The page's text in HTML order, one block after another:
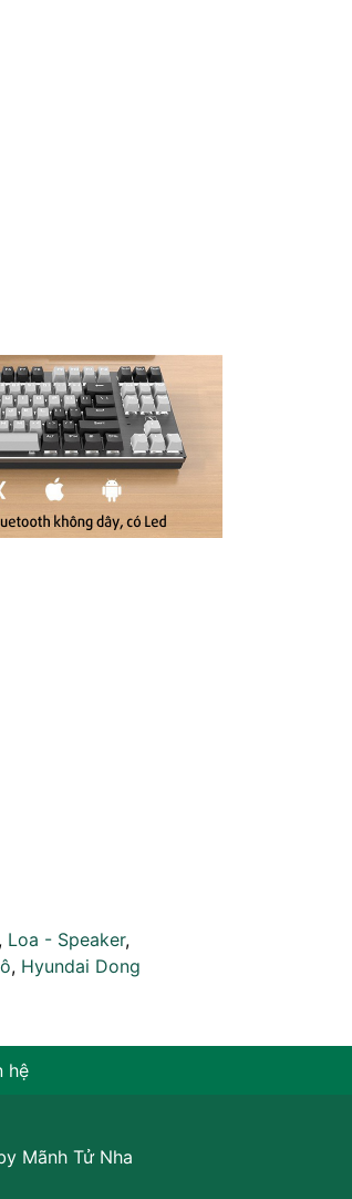
Loa - Speaker,
, Hyundai Dong
hệ
Mãnh Tử Nha